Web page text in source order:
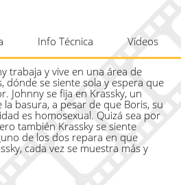
Info Técnica Vídeos
trabaja y vive en una área de
dónde se siente sola y espera que
Johnny se fija en Krassky, un
basura, a pesar de que Boris, su
es homosexual. Quizá sea por
también Krassky se siente
de los dos repara en que
cada vez se muestra más y